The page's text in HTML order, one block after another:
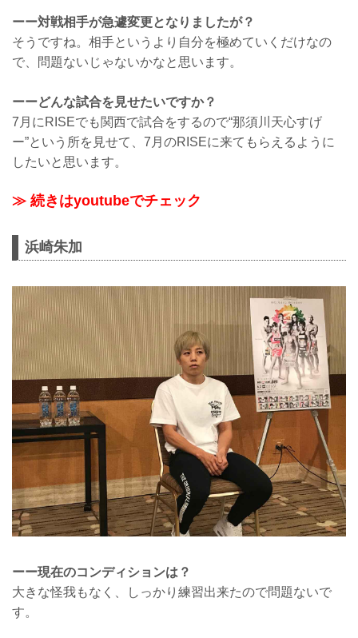
ーー対戦相手が急遽変更となりましたが？
そうですね。相手というより自分を極めていくだけなの
で、問題ないじゃないかなと思います。
ーーどんな試合を見せたいですか？
7月にRISEでも関西で試合をするので“那須川天心すげ
ー”という所を見せて、7月のRISEに来てもらえるように
したいと思います。
≫ 続きはyoutubeでチェック
浜崎朱加
ーー現在のコンディションは？
大きな怪我もなく、しっかり練習出来たので問題ないで
す。